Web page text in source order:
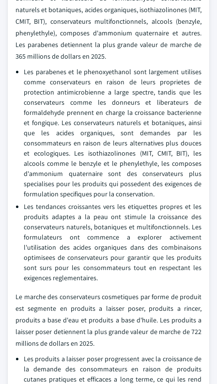
naturels et botaniques, acides organiques, isothiazolinones (MIT,
CMIT, BIT), conservateurs multifonctionnels, alcools (benzyle,
phenylethyle), composes d'ammonium quaternaire et autres.
Les parabenes detiennent la plus grande valeur de marche de
365 millions de dollars en 2025.
Les parabenes et le phenoxyethanol sont largement utilises
comme conservateurs en raison de leurs proprietes de
protection antimicrobienne a large spectre, tandis que les
conservateurs comme les donneurs et liberateurs de
formaldehyde prennent en charge la croissance bacterienne
et fongique. Les conservateurs naturels et botaniques, ainsi
que les acides organiques, sont demandes par les
consommateurs en raison de leurs alternatives plus douces
et ecologiques. Les isothiazolinones (MIT, CMIT, BIT), les
alcools comme le benzyle et le phenylethyle, les composes
d'ammonium quaternaire sont des conservateurs plus
specialises pour les produits qui possedent des exigences de
formulation specifiques pour la conservation.
Les tendances croissantes vers les etiquettes propres et les
produits adaptes a la peau ont stimule la croissance des
conservateurs naturels, botaniques et multifonctionnels. Les
formulateurs ont commence a explorer activement
l'utilisation des acides organiques dans des combinaisons
optimisees de conservateurs pour garantir que les produits
sont surs pour les consommateurs tout en respectant les
exigences reglementaires.
Le marche des conservateurs cosmetiques par forme de produit
est segmente en produits a laisser poser, produits a rincer,
produits a base d'eau et produits a base d'huile. Les produits a
laisser poser detiennent la plus grande valeur de marche de 722
millions de dollars en 2025.
Les produits a laisser poser progressent avec la croissance de
la demande des consommateurs en raison de produits
cutanes pratiques et efficaces a long terme, ce qui les rend